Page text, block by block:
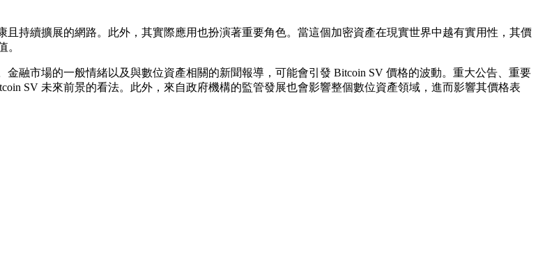
持續擴展的網路。此外，其實際應用也扮演著重要角色。當這個加密資產在現實世界中越有實用性，其價
。
融市場的一般情緒以及與數位資產相關的新聞報導，可能會引發 Bitcoin SV 價格的波動。重大公告、重要
SV 未來前景的看法。此外，來自政府機構的監管發展也會影響整個數位資產領域，進而影響其價格表